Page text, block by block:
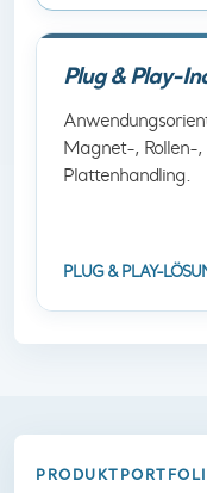
Plug & Play-
Magnet-, Rollen-,
Plattenhandling.
PLUG & PLAY-